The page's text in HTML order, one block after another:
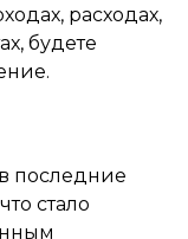
расходах,
будете
последние
стало